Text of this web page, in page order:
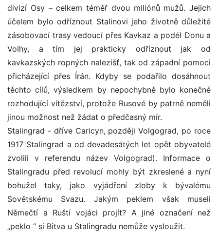
divizí Osy – celkem téměř dvou miliónů mužů. Jejich
účelem bylo odříznout Stalinovi jeho životně důležité
zásobovací trasy vedoucí přes Kavkaz a podél Donu a
Volhy, a tím jej prakticky odříznout jak od
kavkazských ropných nalezišť, tak od západní pomoci
přicházející přes Írán. Kdyby se podařilo dosáhnout
těchto cílů, výsledkem by nepochybně bylo konečné
rozhodující vítězství, protože Rusové by patrně neměli
jinou možnost než žádat o předčasný mír.
Stalingrad - dříve Caricyn, později Volgograd, po roce
1917 Stalingrad a od devadesátých let opět obyvatelé
zvolili v referendu název Volgograd). Informace o
Stalingradu před revolucí mohly být zkreslené a nyní
bohužel taky, jako vyjádření zloby k bývalému
Sovětskému Svazu. Jakým peklem však museli
Němečtí a Ruští vojáci projít? A jiné označení než
„peklo “ si Bitva u Stalingradu nemůže vysloužit.